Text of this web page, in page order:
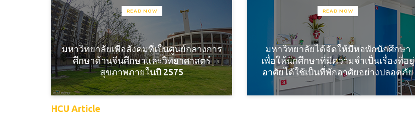
READ NOW
มหาวิทยาลัยเพื่อสังคมที่เป็นศูนย์กลางการ
ศึกษาด้านจีนศึกษาและวิทยาศาสตร์
สุขภาพภายในปี 2575
READ NOW
มหาวิทยาลัยได้จัดให้มีหอพักนักศึกษา
เพื่อให้นักศึกษาที่มีความจำเป็นเรื่องที่อยู่
อาศัยได้ใช้เป็นที่พักอาศัยอย่างปลอดภัย
HCU Article